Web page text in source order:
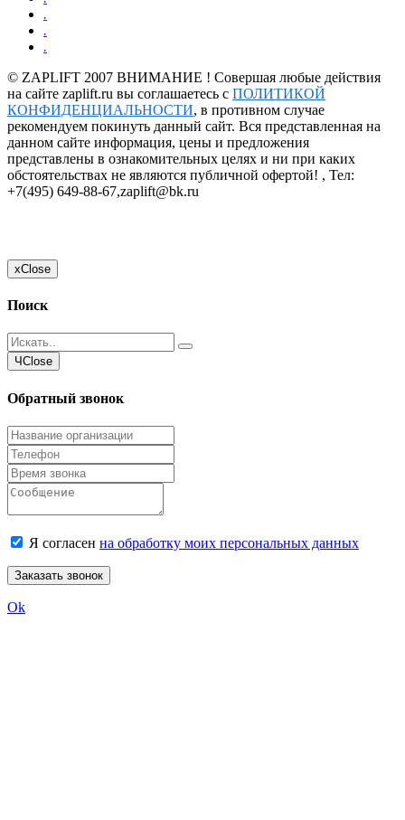
.
.
.
© ZAPLIFT 2007 ВНИМАНИЕ ! Совершая любые действия
на сайте zaplift.ru вы соглашаетесь с ПОЛИТИКОЙ
КОНФИДЕНЦИАЛЬНОСТИ, в противном случае
рекомендуем покинуть данный сайт. Вся представленная на
данном сайте информация, цены и предложения
представлены в ознакомительных целях и ни при каких
обстоятельствах не являются публичной офертой! , Тел:
+7(495) 649-88-67,zaplift@bk.ru
xClose
Поиск
ЧClose
Обратный звонок
Я согласен на обработку моих персональных данных
Заказать звонок
Ok